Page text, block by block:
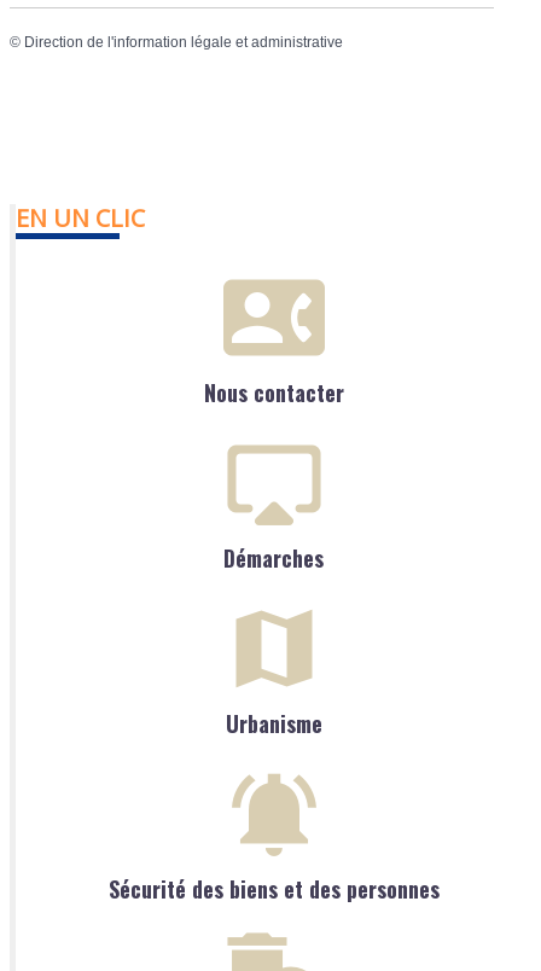
© Direction de l'information légale et administrative
EN UN CLIC
Nous contacter
Démarches
Urbanisme
Sécurité des biens et des personnes